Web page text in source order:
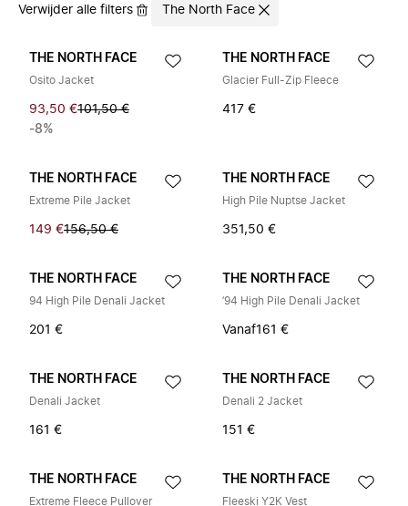
Verwijder alle filters The North Face
THE NORTH FACE
Osito Jacket
93,50 €101,50 €
-8%
THE NORTH FACE
Glacier Full-Zip Fleece
417 €
THE NORTH FACE
Extreme Pile Jacket
149 €156,50 €
THE NORTH FACE
High Pile Nuptse Jacket
351,50 €
THE NORTH FACE
94 High Pile Denali Jacket
201 €
THE NORTH FACE
’94 High Pile Denali Jacket
Vanaf161 €
THE NORTH FACE
Denali Jacket
161 €
THE NORTH FACE
Denali 2 Jacket
151 €
THE NORTH FACE
Extreme Fleece Pullover
THE NORTH FACE
Fleeski Y2K Vest